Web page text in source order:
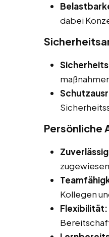
dabei
Persönliche
Kollegen
Flexibilität: